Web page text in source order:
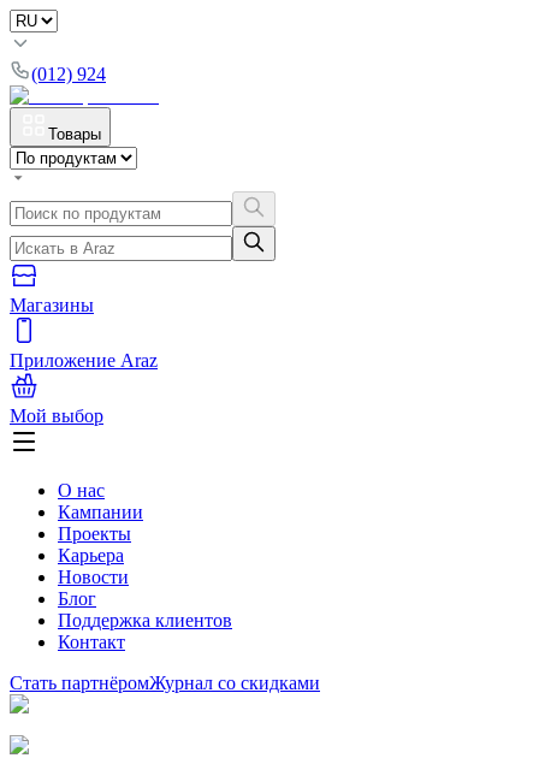
(012) 924
Товары
Магазины
Приложение Araz
Мой выбор
О нас
Кампании
Проекты
Карьера
Новости
Блог
Поддержка клиентов
Контакт
Стать партнёромЖурнал со скидками